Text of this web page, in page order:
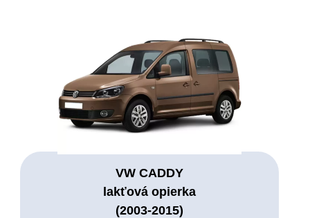
VW CADDY
lakťová opierka
(2003-2015)